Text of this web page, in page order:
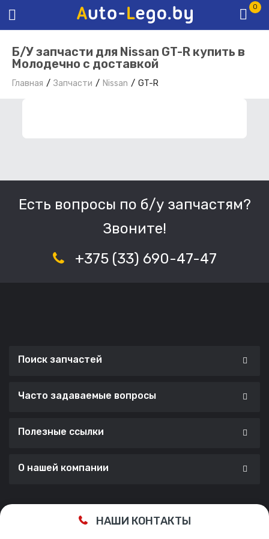
0
Б/У запчасти для Nissan GT-R купить в
Молодечно с доставкой
Главная Запчасти Nissan GT-R
Есть вопросы по б/у запчастям?
Звоните!
+375 (33) 690-47-47
Поиск запчастей
Часто задаваемые вопросы
Полезные ссылки
О нашей компании
Сделано с ❤️ вCherry Lab Agency
НАШИ КОНТАКТЫ